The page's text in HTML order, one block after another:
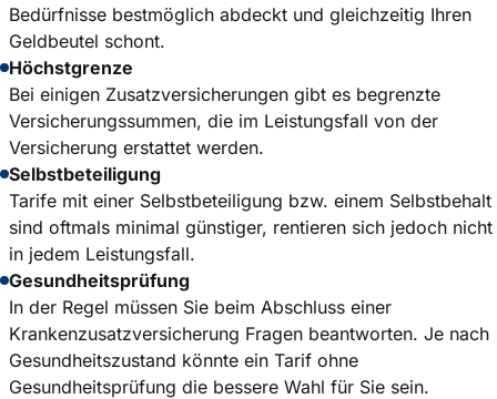
Bedürfnisse bestmöglich abdeckt und gleichzeitig Ihren
Geldbeutel schont.
Höchstgrenze
Bei einigen Zusatzversicherungen gibt es begrenzte
Versicherungssummen, die im Leistungsfall von der
Versicherung erstattet werden.
Selbstbeteiligung
Tarife mit einer Selbstbeteiligung bzw. einem Selbstbehalt
sind oftmals minimal günstiger, rentieren sich jedoch nicht
in jedem Leistungsfall.
Gesundheitsprüfung
In der Regel müssen Sie beim Abschluss einer
Krankenzusatzversicherung Fragen beantworten. Je nach
Gesundheitszustand könnte ein Tarif ohne
Gesundheitsprüfung die bessere Wahl für Sie sein.